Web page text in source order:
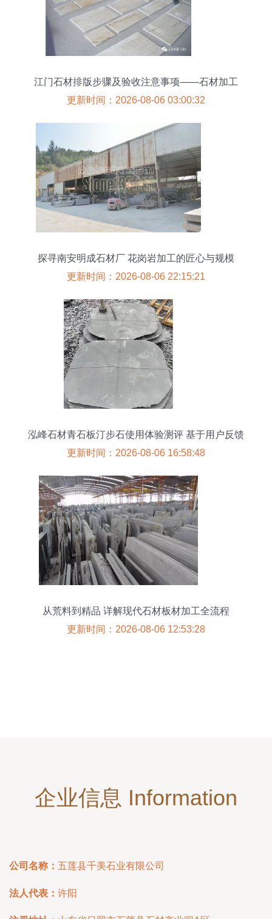
江门石材排版步骤及验收注意事项——石材加工
更新时间：2026-08-06 03:00:32
探寻南安明成石材厂 花岗岩加工的匠心与规模
更新时间：2026-08-06 22:15:21
泓峰石材青石板汀步石使用体验测评 基于用户反馈
与测试结果
更新时间：2026-08-06 16:58:48
从荒料到精品 详解现代石材板材加工全流程
更新时间：2026-08-06 12:53:28
企业信息 Information
公司名称： 五莲县千美石业有限公司
法人代表： 许阳